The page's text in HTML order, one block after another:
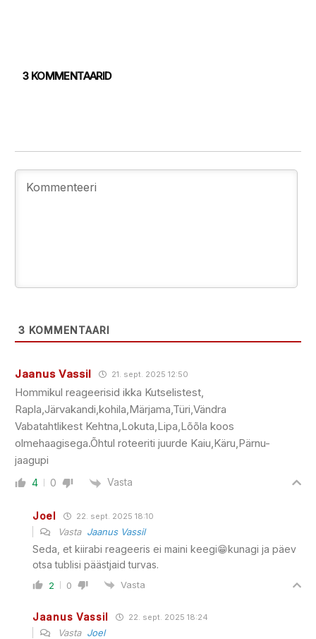
3 KOMMENTAARID
3 KOMMENTAARI
Jaanus Vassil 21. sept. 2025 12:50
Hommikul reageerisid ikka Kutselistest,
Rapla,Järvakandi,kohila,Märjama,Türi,Vändra
Vabatahtlikest Kehtna,Lokuta,Lipa,Lõõla koos
olmehaagisega.Õhtul roteeriti juurde Kaiu,Käru,Pärnu-
jaagupi
4 0 Vasta
Joel 22. sept. 2025 18:10
Vasta Jaanus Vassil
Seda, et kiirabi reageeris ei maini keegi😁kunagi ja päev
otsa tublisi päästjaid turvas.
2 0 Vasta
Jaanus Vassil 22. sept. 2025 18:24
Vasta Joel